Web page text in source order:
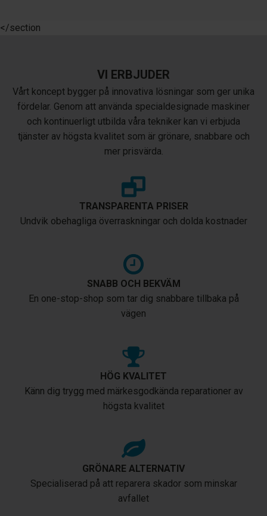
</section
VI ERBJUDER
Vårt koncept bygger på innovativa lösningar som ger unika
fördelar. Genom att använda specialdesignade maskiner
och kontinuerligt utbilda våra tekniker kan vi erbjuda
tjänster av högsta kvalitet som är grönare, snabbare och
mer prisvärda.
TRANSPARENTA PRISER
Undvik obehagliga överraskningar och dolda kostnader
SNABB OCH BEKVÄM
En one-stop-shop som tar dig snabbare tillbaka på
vägen
HÖG KVALITET
Känn dig trygg med märkesgodkända reparationer av
högsta kvalitet
GRÖNARE ALTERNATIV
Specialiserad på att reparera skador som minskar
avfallet